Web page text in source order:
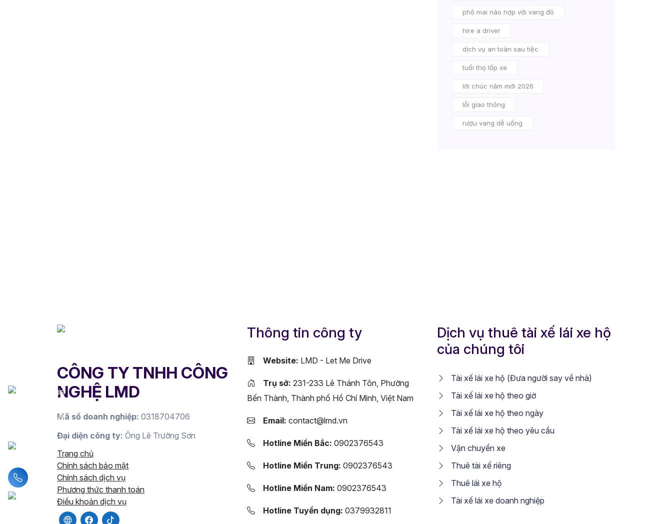
phô mai nào hợp với vang đỏ
hire a driver
dịch vụ an toàn sau tiệc
tuổi thọ lốp xe
lời chúc năm mới 2026
lỗi giao thông
rượu vang dễ uống
CÔNG TY TNHH CÔNG
NGHỆ LMD
Mã số doanh nghiệp: 0318704706
Đại diện công ty: Ông Lê Trường Sơn
Trang chủ
Chính sách bảo mật
Chính sách dịch vụ
Phương thức thanh toán
Điều khoản dịch vụ
Thông tin công ty
Website: LMD - Let Me Drive
Trụ sở: 231-233 Lê Thánh Tôn, Phường
Bến Thành, Thành phố Hồ Chí Minh, Việt Nam
Email: contact@lmd.vn
Hotline Miền Bắc: 0902376543
Hotline Miền Trung: 0902376543
Hotline Miền Nam: 0902376543
Hotline Tuyển dụng: 0379932811
Dịch vụ thuê tài xế lái xe hộ
của chúng tôi
Tài xế lái xe hộ (Đưa người say về nhà)
Tài xế lái xe hộ theo giờ
Tài xế lái xe hộ theo ngày
Tài xế lái xe hộ theo yêu cầu
Vận chuyển xe
Thuê tài xế riêng
Thuê lái xe hộ
Tài xế lái xe doanh nghiệp
Liên hệ hotline